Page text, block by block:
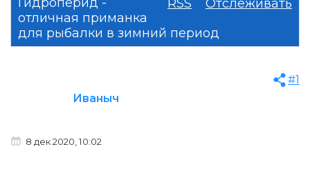
RSS Отслеживать
отличная приманка
для рыбалки в зимний период
Иваныч
#1
8 дек 2020, 10:02